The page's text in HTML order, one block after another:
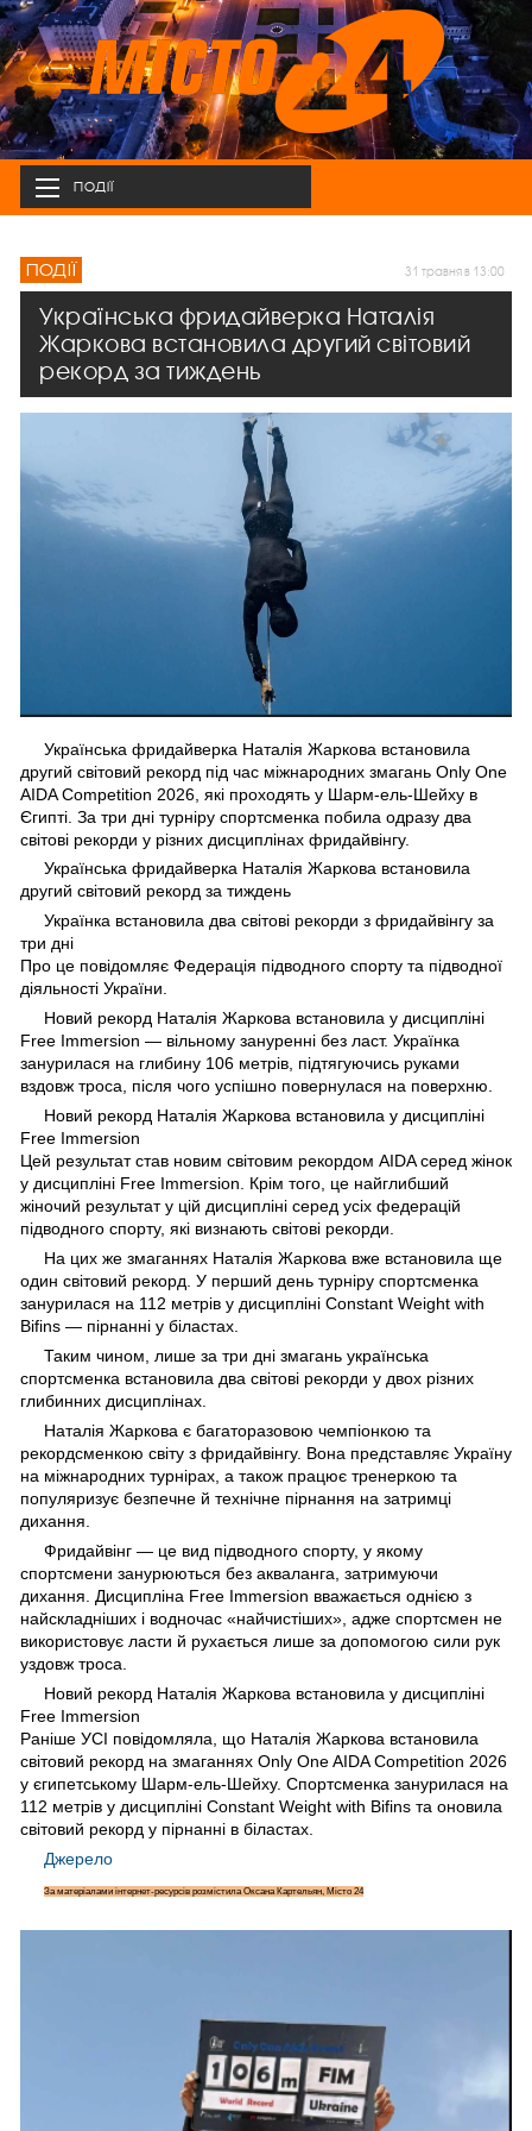
ПОДІЇ
ПОДІЇ 31 травня в 13:00
Українська фридайверка Наталія
Жаркова встановила другий світовий
рекорд за тиждень
Українська фридайверка Наталія Жаркова встановила
другий світовий рекорд під час міжнародних змагань Only One
AIDA Competition 2026, які проходять у Шарм-ель-Шейху в
Єгипті. За три дні турніру спортсменка побила одразу два
світові рекорди у різних дисциплінах фридайвінгу.
Українська фридайверка Наталія Жаркова встановила
другий світовий рекорд за тиждень
Українка встановила два світові рекорди з фридайвінгу за
три дні
Про це повідомляє Федерація підводного спорту та підводної
діяльності України.
Новий рекорд Наталія Жаркова встановила у дисципліні
Free Immersion — вільному зануренні без ласт. Українка
занурилася на глибину 106 метрів, підтягуючись руками
вздовж троса, після чого успішно повернулася на поверхню.
Новий рекорд Наталія Жаркова встановила у дисципліні
Free Immersion
Цей результат став новим світовим рекордом AIDA серед жінок
у дисципліні Free Immersion. Крім того, це найглибший
жіночий результат у цій дисципліні серед усіх федерацій
підводного спорту, які визнають світові рекорди.
На цих же змаганнях Наталія Жаркова вже встановила ще
один світовий рекорд. У перший день турніру спортсменка
занурилася на 112 метрів у дисципліні Constant Weight with
Bifins — пірнанні у біластах.
Таким чином, лише за три дні змагань українська
спортсменка встановила два світові рекорди у двох різних
глибинних дисциплінах.
Наталія Жаркова є багаторазовою чемпіонкою та
рекордсменкою світу з фридайвінгу. Вона представляє Україну
на міжнародних турнірах, а також працює тренеркою та
популяризує безпечне й технічне пірнання на затримці
дихання.
Фридайвінг — це вид підводного спорту, у якому
спортсмени занурюються без акваланга, затримуючи
дихання. Дисципліна Free Immersion вважається однією з
найскладніших і водночас «найчистіших», адже спортсмен не
використовує ласти й рухається лише за допомогою сили рук
уздовж троса.
Новий рекорд Наталія Жаркова встановила у дисципліні
Free Immersion
Раніше УСІ повідомляла, що Наталія Жаркова встановила
світовий рекорд на змаганнях Only One AIDA Competition 2026
у єгипетському Шарм-ель-Шейху. Спортсменка занурилася на
112 метрів у дисципліні Constant Weight with Bifins та оновила
світовий рекорд у пірнанні в біластах.
Джерело
За матеріалами інтернет-ресурсів розмістила Оксана Картельян, Місто 24